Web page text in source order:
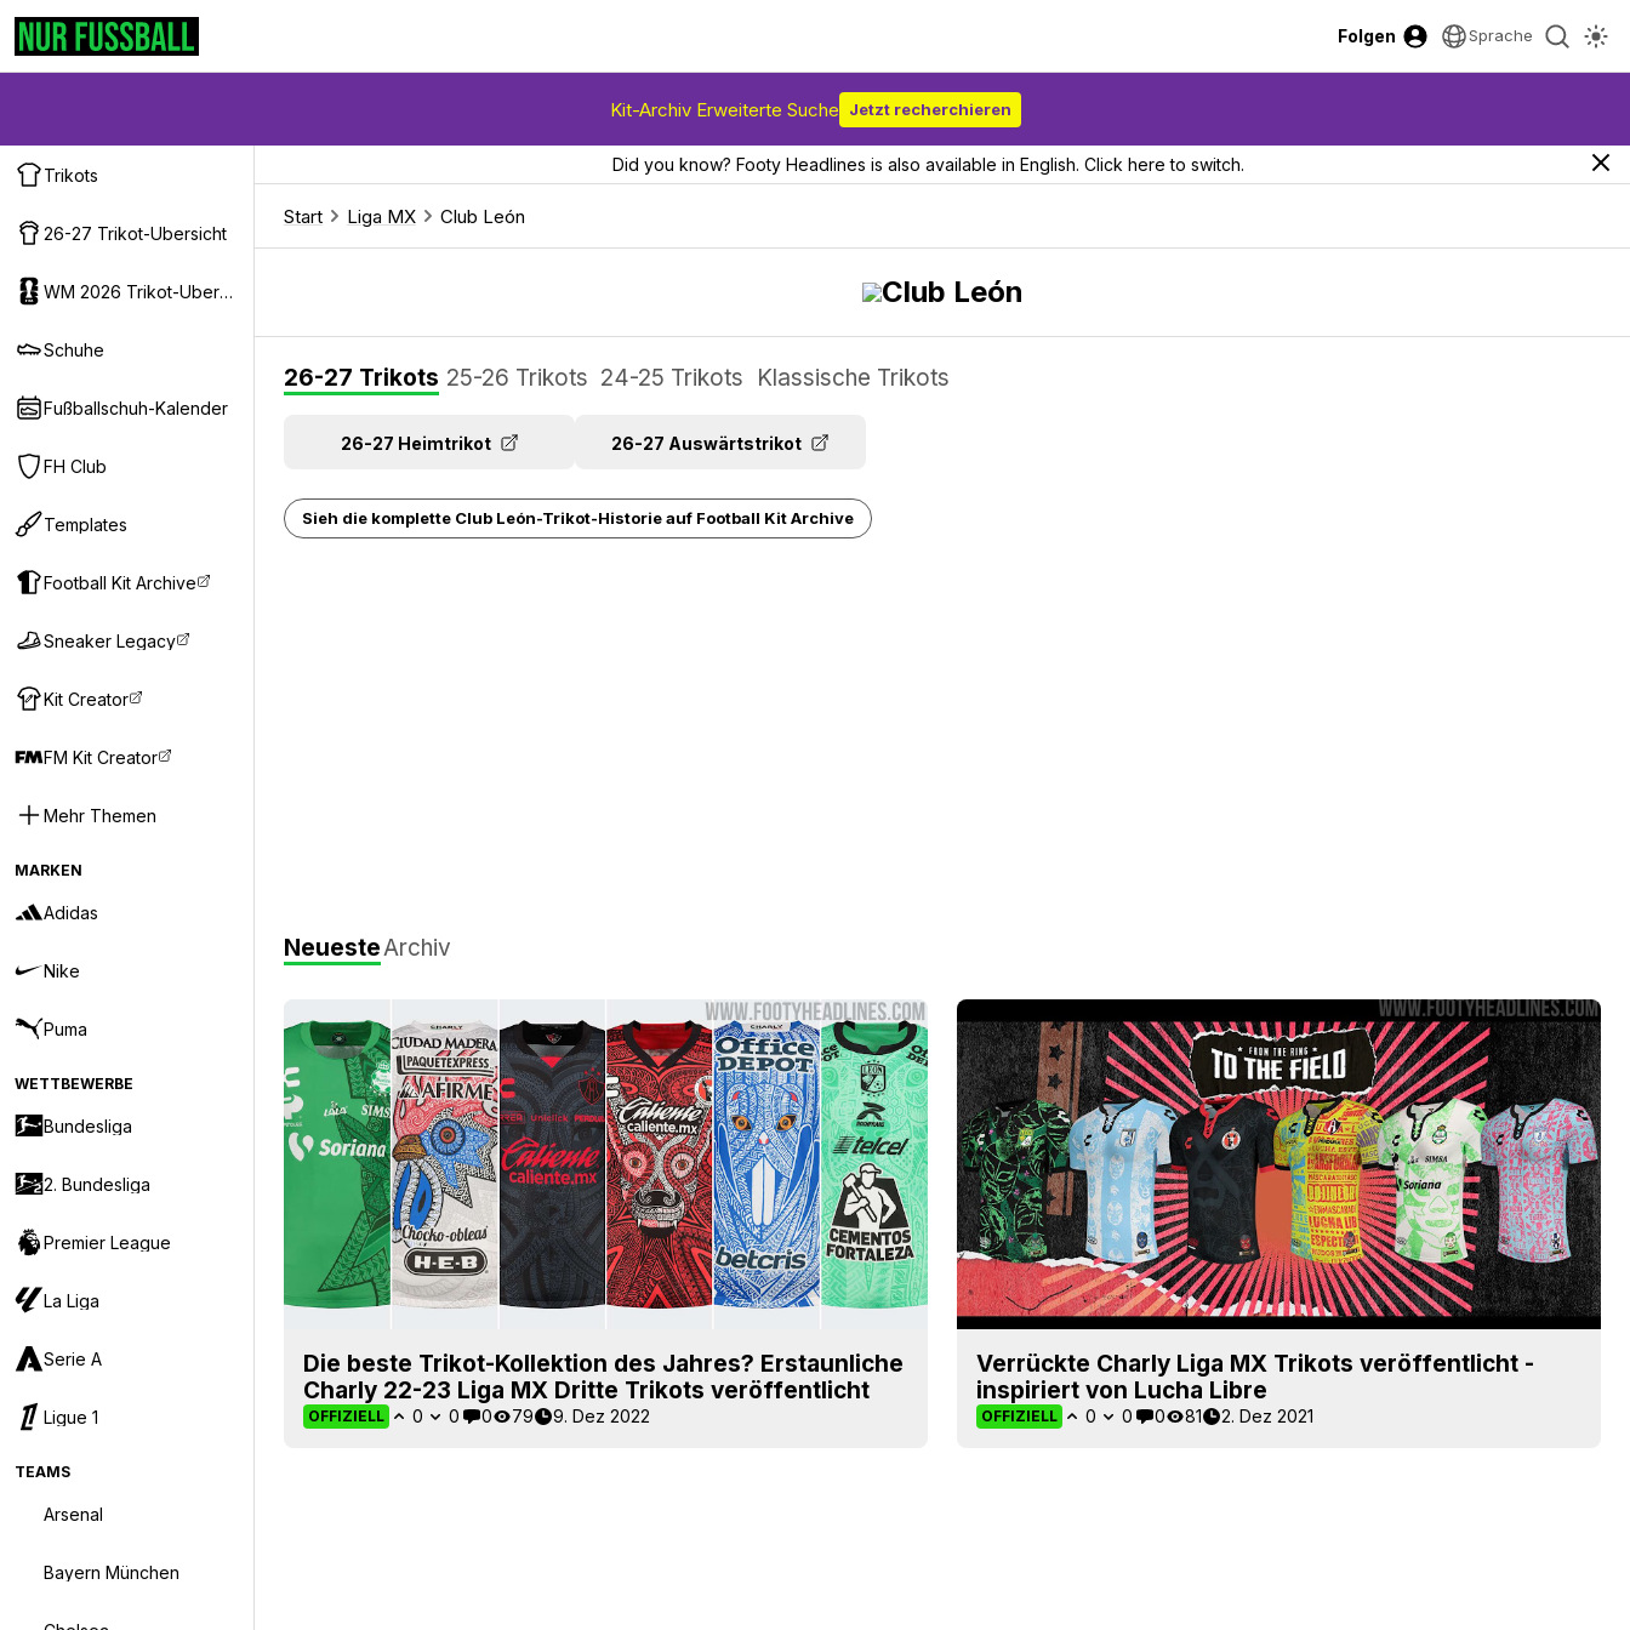
Folgen Sprache
Kit-Archiv Erweiterte Suche Jetzt recherchieren
Trikots
26-27 Trikot-Ubersicht
WM 2026 Trikot-Ubersicht
Schuhe
Fußballschuh-Kalender
FH Club
Templates
Football Kit Archive
Sneaker Legacy
Kit Creator
FM Kit Creator
Mehr Themen
MARKEN
Adidas
Nike
Puma
WETTBEWERBE
Bundesliga
2. Bundesliga
Premier League
La Liga
Serie A
Ligue 1
TEAMS
Arsenal
Bayern München
Did you know? Footy Headlines is also available in English. Click here to switch.
Start Liga MX Club León
Club León
26-27 Trikots 25-26 Trikots 24-25 Trikots Klassische Trikots
26-27 Heimtrikot 26-27 Auswärtstrikot
Sieh die komplette Club León-Trikot-Historie auf Football Kit Archive
NeuesteArchiv
Die beste Trikot-Kollektion des Jahres? Erstaunliche
Charly 22-23 Liga MX Dritte Trikots veröffentlicht
OFFIZIELL 0 0 0 79 9. Dez 2022
Verrückte Charly Liga MX Trikots veröffentlicht -
inspiriert von Lucha Libre
OFFIZIELL 0 0 0 81 2. Dez 2021